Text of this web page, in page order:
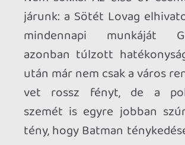
pszichoanalízisén keresztül maga
Batman épelméjűsége és szerepe is
erősen megkérdőjeleződik, és megint
előkerül az az unalomig koptatott (bár itt
kétségkívül frappánsan működő) kérdés,
hogy vajon nem-e az a helyzet, hogy a
Sötét Lovag is egy torz jellemvonásokkal
megvert lelki toprongy, egy megszállott
őrült, aki csupán annyiban más, mint
pszichopata ellenfelei, hogy ő annak a